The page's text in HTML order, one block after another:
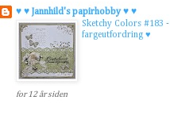
♥ ♥ Jannhild's papirhobby ♥ ♥
Sketchy Colors #183 -
fargeutfordring ♥
for 12 år siden